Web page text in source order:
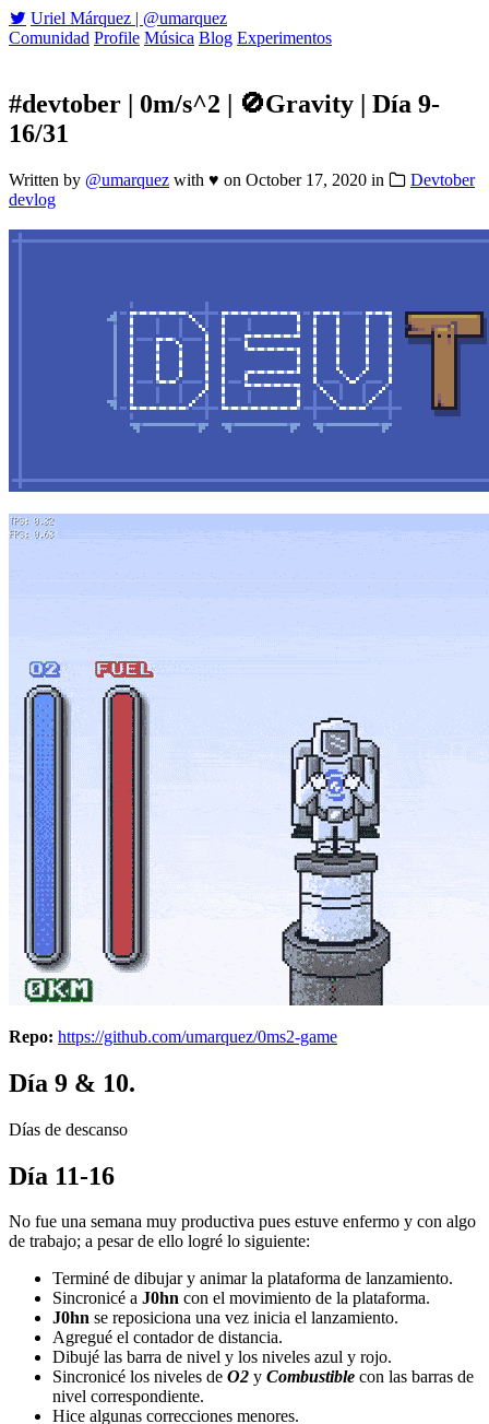
Uriel Márquez | @umarquez
Comunidad Profile Música Blog Experimentos
#devtober | 0m/s^2 | 🚫Gravity | Día 9-
16/31
Written by @umarquez with ♥ on October 17, 2020 in
Devtober
devlog
Repo: https://github.com/umarquez/0ms2-game
Día 9 & 10.
Días de descanso
Día 11-16
No fue una semana muy productiva pues estuve enfermo y con algo
de trabajo; a pesar de ello logré lo siguiente:
Terminé de dibujar y animar la plataforma de lanzamiento.
Sincronicé a J0hn con el movimiento de la plataforma.
J0hn se reposiciona una vez inicia el lanzamiento.
Agregué el contador de distancia.
Dibujé las barra de nivel y los niveles azul y rojo.
Sincronicé los niveles de O2 y Combustible con las barras de
nivel correspondiente.
Hice algunas correcciones menores.